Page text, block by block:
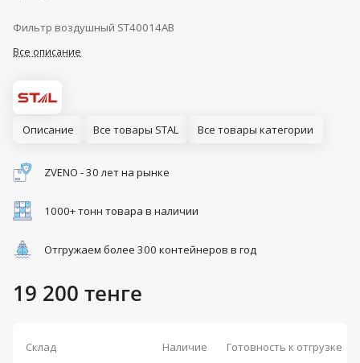
Фильтр воздушный ST40014AB
Все описание
Описание Все товары STAL Все товары категории
ZVENO - 30 лет на рынке
1000+ тонн товара в наличии
Отгружаем более 300 контейнеров в год
19 200 тенге
Склад Наличие Готовность к отгрузке